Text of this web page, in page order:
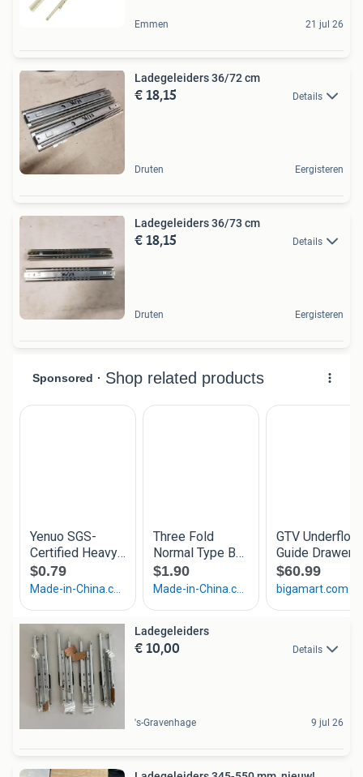
Emmen 21 jul 26
Ladegeleiders 36/72 cm
€ 18,15 Details
Druten Eergisteren
Ladegeleiders 36/73 cm
€ 18,15 Details
Druten Eergisteren
Ladegeleiders
€ 10,00 Details
's-Gravenhage 9 jul 26